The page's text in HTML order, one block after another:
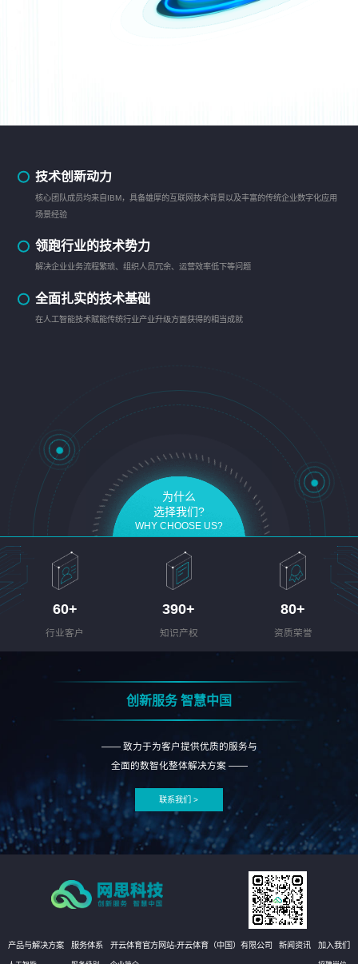
技术创新动力
核心团队成员均来自IBM，具备雄厚的互联网技术背景以及丰富的传统企业数字化应用
场景经验
领跑行业的技术势力
解决企业业务流程繁琐、组织人员冗余、运营效率低下等问题
全面扎实的技术基础
在人工智能技术赋能传统行业产业升级方面获得的相当成就
为什么
选择我们?
WHY CHOOSE US?
60+
行业客户
390+
知识产权
80+
资质荣誉
创新服务 智慧中国
—— 致力于为客户提供优质的服务与
全面的数智化整体解决方案 ——
联系我们 >
产品与解决方案 服务体系 开云体育官方网站-开云体育（中国）有限公司 新闻资讯 加入我们